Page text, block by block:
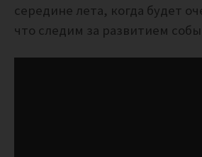
середине лета, когда будет
что следим за развитием